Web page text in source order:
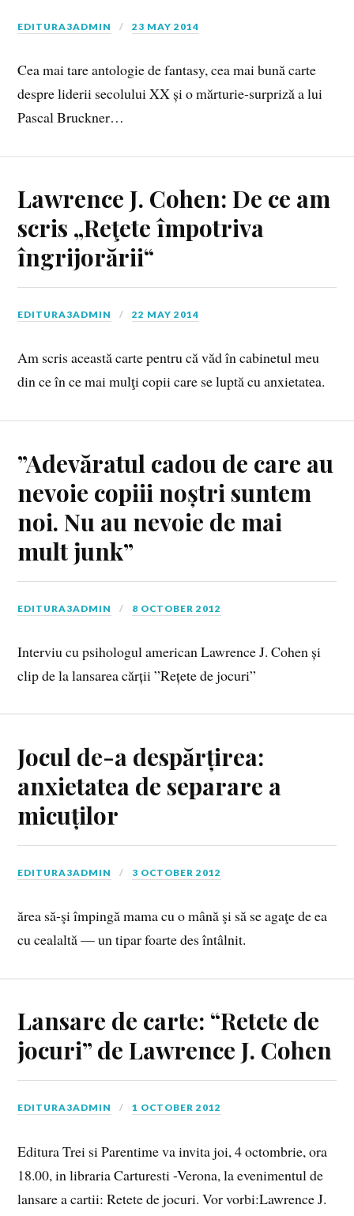
EDITURA3ADMIN 23 MAY 2014
Cea mai tare antologie de fantasy, cea mai bună carte
despre liderii secolului XX și o mărturie-surpriză a lui
Pascal Bruckner…
Lawrence J. Cohen: De ce am
scris „Reţete împotriva
îngrijorării“
EDITURA3ADMIN 22 MAY 2014
Am scris această carte pentru că văd în cabinetul meu
din ce în ce mai mulţi copii care se luptă cu anxietatea.
”Adevăratul cadou de care au
nevoie copiii noștri suntem
noi. Nu au nevoie de mai
mult junk”
EDITURA3ADMIN 8 OCTOBER 2012
Interviu cu psihologul american Lawrence J. Cohen și
clip de la lansarea cărții ”Rețete de jocuri”
Jocul de-a despărțirea:
anxietatea de separare a
micuților
EDITURA3ADMIN 3 OCTOBER 2012
ă­rea să-şi îm­pin­gă mama cu o mână şi să se aga­ţe de ea
cu cea­lal­tă — un ti­par foar­te des în­tâl­nit.
Lansare de carte: “Retete de
jocuri” de Lawrence J. Cohen
EDITURA3ADMIN 1 OCTOBER 2012
Editura Trei si Parentime va invita joi, 4 octombrie, ora
18.00, in libraria Carturesti -Verona, la evenimentul de
lansare a cartii: Retete de jocuri. Vor vorbi:Lawrence J.